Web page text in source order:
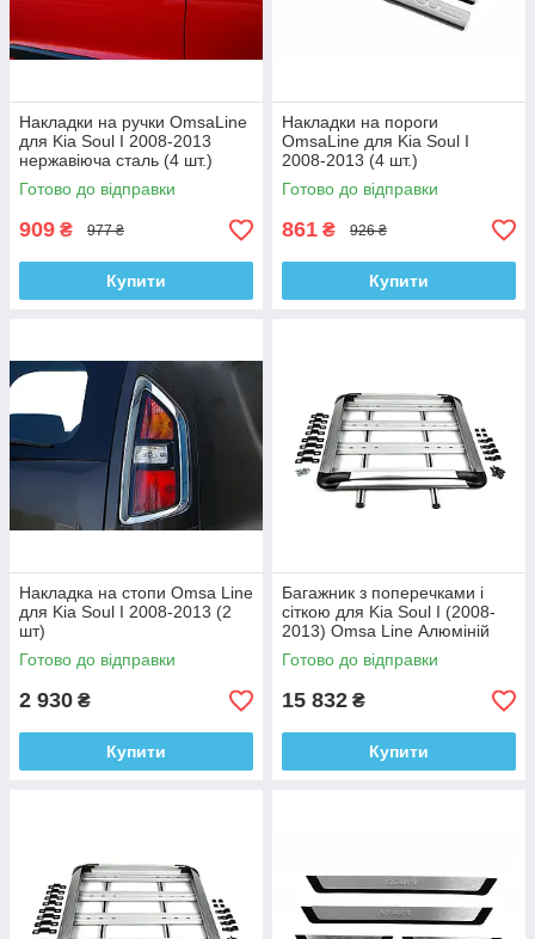
Накладки на ручки OmsaLine
для Kia Soul I 2008-2013
нержавіюча сталь (4 шт.)
Готово до відправки
909 ₴ 977 ₴
Купити
Накладки на пороги
OmsaLine для Kia Soul I
2008-2013 (4 шт.)
Готово до відправки
861 ₴ 926 ₴
Купити
Накладка на стопи Omsa Line
для Kia Soul I 2008-2013 (2
шт)
Готово до відправки
2 930 ₴
Купити
Багажник з поперечками і
сіткою для Kia Soul I (2008-
2013) Omsa Line Алюміній
Готово до відправки
15 832 ₴
Купити